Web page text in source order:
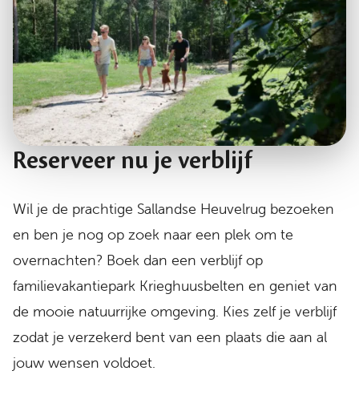
Reserveer nu je verblijf
Wil je de prachtige Sallandse Heuvelrug bezoeken
en ben je nog op zoek naar een plek om te
overnachten? Boek dan een verblijf op
familievakantiepark Krieghuusbelten en geniet van
de mooie natuurrijke omgeving. Kies zelf je verblijf
zodat je verzekerd bent van een plaats die aan al
jouw wensen voldoet.